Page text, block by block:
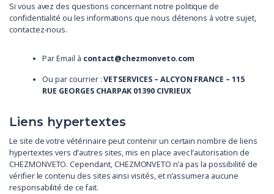
Si vous avez des questions concernant notre politique de
confidentialité ou les informations que nous détenons à votre sujet,
contactez-nous.
Par Email à contact@chezmonveto.com
Ou par courrier :VETSERVICES – ALCYON FRANCE – 115
RUE GEORGES CHARPAK 01390 CIVRIEUX
Liens hypertextes
Le site de votre vétérinaire peut contenir un certain nombre de liens
hypertextes vers d’autres sites, mis en place avec l’autorisation de
CHEZMONVETO. Cependant, CHEZMONVETO n’a pas la possibilité de
vérifier le contenu des sites ainsi visités, et n’assumera aucune
responsabilité de ce fait.